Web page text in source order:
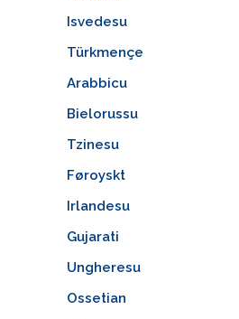
Isvedesu
Türkmençe
Arabbicu
Bielorussu
Tzinesu
Føroyskt
Irlandesu
Gujarati
Ungheresu
Ossetian